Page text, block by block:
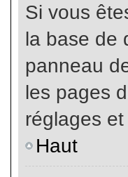
Si vous
la base de
panneau
les pages
réglages
Haut